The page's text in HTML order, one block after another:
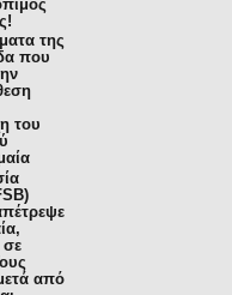
της
που
του
σε
από